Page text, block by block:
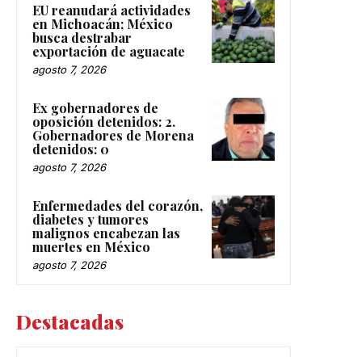
EU reanudará actividades
en Michoacán; México
busca destrabar
exportación de aguacate
agosto 7, 2026
Ex gobernadores de
oposición detenidos: 2.
Gobernadores de Morena
detenidos: 0
agosto 7, 2026
Enfermedades del corazón,
diabetes y tumores
malignos encabezan las
muertes en México
agosto 7, 2026
Destacadas